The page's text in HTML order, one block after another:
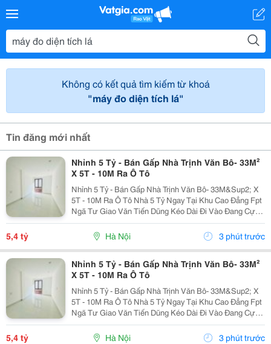
Không có kết quả tìm kiếm từ khoá
"máy đo diện tích lá"
Tin đăng mới nhất
Nhỉnh 5 Tỷ - Bán Gấp Nhà Trịnh Văn Bô- 33M²
X 5T - 10M Ra Ô Tô
Nhỉnh 5 Tỷ - Bán Gấp Nhà Trịnh Văn Bô- 33M&Sup2; X
5T - 10M Ra Ô Tô Nhà 5 Tỷ Ngay Tại Khu Cao Đẳng Fpt
Ngã Tư Giao Văn Tiến Dũng Kéo Dài Đi Vào Đang Cực
Kỳ Đẹp. Căn Này Lại Có 5 Tầng, Gần Ô Tô, Gần Phố Và
5,4 tỷ Hà Nội 3 phút trước
Nhỉnh 5 Tỷ - Bán Gấp Nhà Trịnh Văn Bô- 33M²
X 5T - 10M Ra Ô Tô
Nhỉnh 5 Tỷ - Bán Gấp Nhà Trịnh Văn Bô- 33M&Sup2; X
5T - 10M Ra Ô Tô Nhà 5 Tỷ Ngay Tại Khu Cao Đẳng Fpt
Ngã Tư Giao Văn Tiến Dũng Kéo Dài Đi Vào Đang Cực
Kỳ Đẹp. Căn Này Lại Có 5 Tầng, Gần Ô Tô, Gần Phố Và
5,4 tỷ Hà Nội 3 phút trước